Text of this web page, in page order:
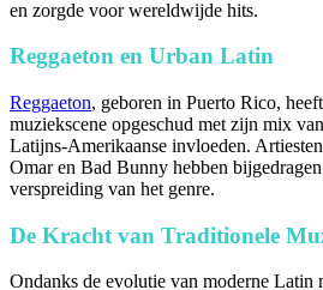
en zorgde voor wereldwijde hits.
Reggaeton en Urban Latin
Reggaeton, geboren in Puerto Rico,
muziekscene opgeschud met zijn mix
Latijns-Amerikaanse invloeden.
Omar en Bad Bunny hebben
verspreiding van het genre.
De Kracht van Traditionele
Ondanks de evolutie van moderne